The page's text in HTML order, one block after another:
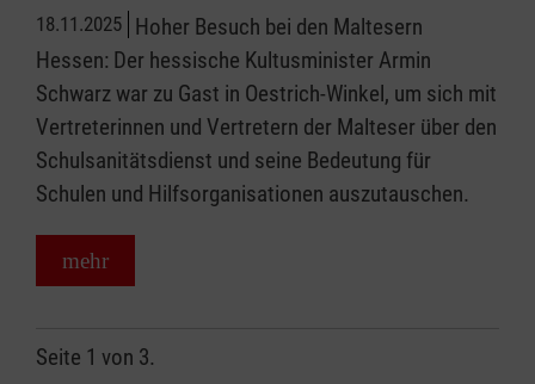
18.11.2025 Hoher Besuch bei den Maltesern
Hessen: Der hessische Kultusminister Armin
Schwarz war zu Gast in Oestrich-Winkel, um sich mit
Vertreterinnen und Vertretern der Malteser über den
Schulsanitätsdienst und seine Bedeutung für
Schulen und Hilfsorganisationen auszutauschen.
mehr
Seite 1 von 3.